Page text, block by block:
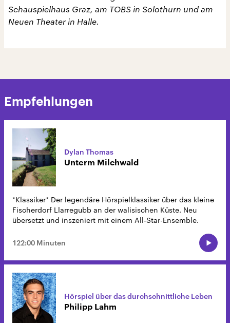
Schauspielhaus Graz, am TOBS in Solothurn und am
Neuen Theater in Halle.
Empfehlungen
Dylan Thomas
Unterm Milchwald
*Klassiker* Der legendäre Hörspielklassiker über das kleine
Fischerdorf Llarregubb an der walisischen Küste. Neu
übersetzt und inszeniert mit einem All-Star-Ensemble.
122:00 Minuten
Hörspiel über das durchschnittliche Leben
Philipp Lahm